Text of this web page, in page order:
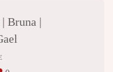
Bruna |